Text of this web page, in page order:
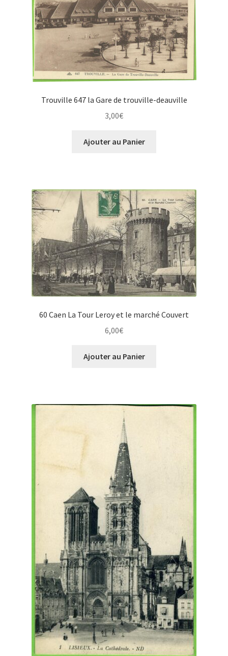
Trouville 647 la Gare de trouville-deauville
3,00€
Ajouter au Panier
60 Caen La Tour Leroy et le marché Couvert
6,00€
Ajouter au Panier